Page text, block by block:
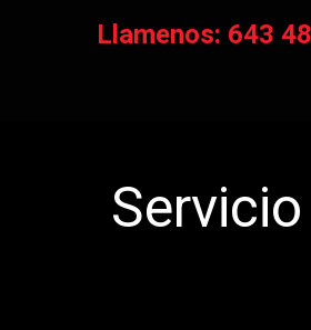
Llamenos: 643